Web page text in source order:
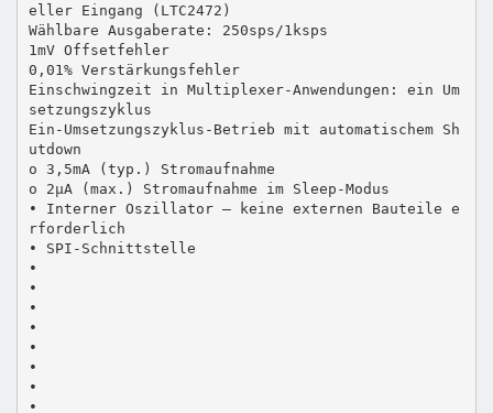
eller Eingang (LTC2472)
Wählbare Ausgaberate: 250sps/1ksps
1mV Offsetfehler
0,01% Verstärkungsfehler
Einschwingzeit in Multiplexer-Anwendungen: ein Um
setzungszyklus
Ein-Umsetzungszyklus-Betrieb mit automatischem Sh
utdown
o 3,5mA (typ.) Stromaufnahme
o 2µA (max.) Stromaufnahme im Sleep-Modus
• Interner Oszillator – keine externen Bauteile e
rforderlich
• SPI-Schnittstelle
•
•
•
•
•
•
•
•